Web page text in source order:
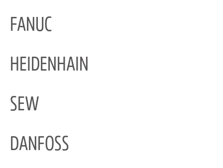
FANUC
HEIDENHAIN
SEW
DANFOSS